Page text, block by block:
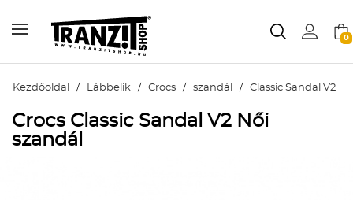
0
Kezdőoldal / Lábbelik / Crocs / szandál / Classic Sandal V2
Crocs Classic Sandal V2 Női
szandál